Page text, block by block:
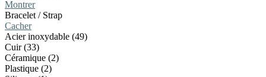
Montrer
Bracelet / Strap
Cacher
Acier inoxydable (49)
Cuir (33)
Céramique (2)
Plastique (2)